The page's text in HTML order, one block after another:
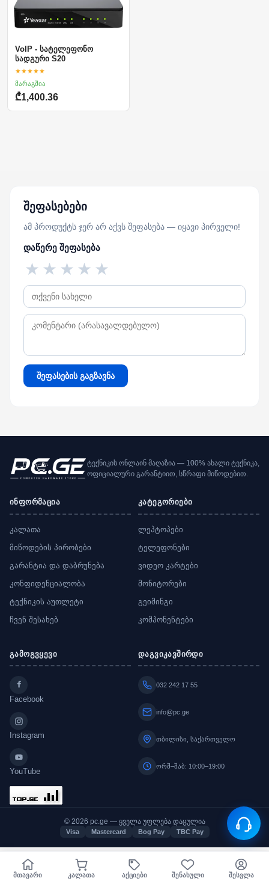
VoIP - სატელეფონო
სადგური S20
★★★★★
მარაგშია
₾1,400.36
შეფასებები
ამ პროდუქტს ჯერ არ აქვს შეფასება — იყავი პირველი!
დაწერე შეფასება
★
★
★
★
★
შეფასების გაგზავნა
ტექნიკის ონლაინ მაღაზია — 100% ახალი ტექნიკა,
ოფიციალური გარანტიით, სწრაფი მიწოდებით.
ინფორმაცია
კალათა
მიწოდების პირობები
გარანტია და დაბრუნება
კონფიდენციალობა
ტექნიკის აუთლეტი
ჩვენ შესახებ
კატეგორიები
ლეპტოპები
ტელეფონები
ვიდეო კარტები
მონიტორები
გეიმინგი
კომპონენტები
გამოგვყევი
Facebook
Instagram
YouTube
დაგვიკავშირდი
032 242 17 55
info@pc.ge
თბილისი, საქართველო
ორშ–შაბ: 10:00–19:00
© 2026 pc.ge — ყველა უფლება დაცულია
Visa Mastercard Bog Pay TBC Pay
მთავარი კალათა აქციები შენახული შესვლა